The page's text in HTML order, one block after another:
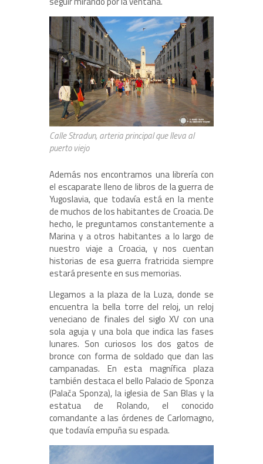
Calle Stradun, arteria principal que lleva al
puerto viejo
Además nos encontramos una librería con
el escaparate lleno de libros de la guerra de
Yugoslavia, que todavía está en la mente
de muchos de los habitantes de Croacia. De
hecho, le preguntamos constantemente a
Marina y a otros habitantes a lo largo de
nuestro viaje a Croacia, y nos cuentan
historias de esa guerra fratricida siempre
estará presente en sus memorias.
Llegamos a la plaza de la Luza, donde se
encuentra la bella torre del reloj, un reloj
veneciano de finales del siglo XV con una
sola aguja y una bola que indica las fases
lunares. Son curiosos los dos gatos de
bronce con forma de soldado que dan las
campanadas. En esta magnífica plaza
también destaca el bello Palacio de Sponza
(Palača Sponza), la iglesia de San Blas y la
estatua de Rolando, el conocido
comandante a las órdenes de Carlomagno,
que todavía empuña su espada.